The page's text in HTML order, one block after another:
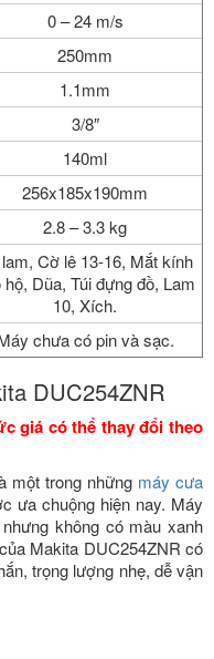
0 – 24 m/s
250mm
1.1mm
3/8″
140ml
256x185x190mm
2.8 – 3.3 kg
Cờ lê 13-16, Mắt kính
hộ, Dũa, Túi đựng đồ, Lam
10, Xích.
chưa có pin và sạc.
DUC254ZNR
giá có thể thay đổi theo
một trong những máy cưa
ưa chuộng hiện nay. Máy
không có màu xanh
Makita DUC254ZNR có
trọng lượng nhẹ, dễ vận